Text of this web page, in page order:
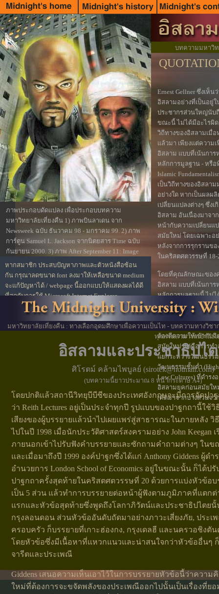
ภาพประกอบดัดแปลง เพื่อประกอบบทความ
มหาวิทยาลัยเที่ยงคืน 1) ภาพบินลาเดน จาก
Newsweek ฉบับ ธันวาคม 98 - มกราคม 99. 2) ภาพ
การ์ตูน Samuel L. Jackson จากนิตยสาร Time ฉบับ
กันยายน 2000. 3) ภาพ After September 11: Image
from Ground Zero ภาพถ่ายโดย Joel Meyerowitz
บทความมหาวิท
Ernest Gellner ซึ่งเห็น
อิสลามอย่างที่เป็นอยู่ใ
ประชากรส่วนใหญ่นับ
ขณะนี้ ไม่ได้มีอะไรผิ
วิถีทางของอิสลามเมื่
แล้วมา เพียงแต่ความ
อิสลาม แบบที่เน้นการ
หลักการมูลฐาน - หรือ
Islamic
เป็นวิถีทางของอิสลา
อย่างใด หากเป็นผลผ
เปลี่ยนแปลงต่างๆ ซึ่งเ
อิสลาม อันเนื่องมาจา
หน้ากับความเปลี่ยนแ
สมัยใหม่ โดยเฉพาะอ
หลังจากการรุกรานข
ในคริสตศตวรรษที่ 18-
โดยที่คุณลักษณะของ
อิสลาม แบบที่เน้นการ
หลักการมูลฐานนี้ ไม่
การเป็นขบวนการซึ่ง
พิจารณาหลักคำสอนว่
สัญลักษณ์หรืออุปมาอุ
ต้องตีความให้เข้ากับ
สมัยใหม่ แต่คือการทำ
แยกระหว่างวัฒนธรร
วัฒนธรรมชั้นต่ำ (High
Low Cultures) ที่ดำรง
อิสลามยุคก่อนสมัยให
(คัดมาจากบางส่วนจา
หากสมาชิก ประสบปัญหาภาพและตัวหนังสือซ้อน
กัน กรุณาลดขนาด font ลงมาให้เหลือขนาด medium
จะแก้ปัญหาได้ / webpage นี้ออกแบบให้แสดงผลได้ดี
ที่สุดกับการใช้ Microsoft Internet Explorer
มหาวิทยาลัยเที่ยงคืน : ทางเลือกอุดมศึกษาเพื่อความเป็นไท - บทความทางวิช
ทุกท่านสามารถเข้าถึงไ
อิสลามและประชาธิปไ
ศิโรตม์ คล้ามไพบูลย์ (sirotek@hotmail.com)
(บทความนี้ยาวประมาณ 8 หน้ากระดาษ A4)
โดยปกติแล้วสถานีวิทยุบีบีซีของประเทศอังกฤษจะมีการจัดปา
ว่า Reith Lectures อยู่เป็นประจำทุกปี รูปแบบของปาฐกถานี้ใช้
เสียงของผู้บรรยายแล้วนำไปเผยแพร่สู่สาธารณะในภายหลัง วิ
ไปในปี 1998 เมื่อนักประวัติศาสตร์สงครามอย่าง John Keegan
ภายนอกเข้าไปรับฟังคำบรรยายและซักถามคำถามต่างๆ ในข
และเมื่อมาถึงปี 1999 องค์ปาฐกซึ่งได้แก่ Anthony Giddens ผู้ดำ
อำนวยการ London School of Economics อยู่ในขณะนั้น ก็ได้ป
ปาฐกถาครั้งสุดท้ายในคริสตศตวรรษที่ 20 ด้วยการแบ่งหัวข้อบ
เป็น 5 ส่วน แล้วทำการบรรยายต่อหน้าผู้ฟังตามภูมิภาคที่แตก
แรกและหัวข้อสุดท้ายซึ่งพูดถึงโลกาภิวัตน์และประชาธิปไตยนั้
กรุงลอนดอน ส่วนหัวข้ออันดับถัดมาอย่างภาวะเสี่ยงภัย, ประเ
ครอบครัว ก็บรรยายที่เกาะฮ่องกง, กรุงเดลฮี และนครวอชิงตั
โดยหัวข้อซึ่งมีเนื้อหาที่แหวกแนวและน่าสนใจกว่าหัวข้ออื่นๆ
จารีตและประเพณี
Giddens เสนอความเห็นเอาไว้ในการบรรยายหัวข้อนี้ว่าควา
ใหม่ที่ต้องการจะขจัดพลังของประเพณีออกไปนั้นเป็นเรื่องที่ยอ